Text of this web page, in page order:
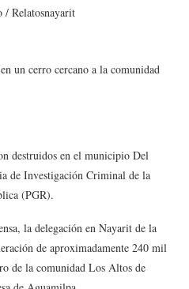
/ Relatosnayarit
un cerro cercano a la comunidad
destruidos en el municipio Del
de Investigación Criminal de la
(PGR).
la delegación en Nayarit de la
de aproximadamente 240 mil
de la comunidad Los Altos de